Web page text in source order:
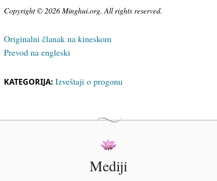
Copyright © 2026 Minghui.org. All rights reserved.
Originalni članak na kineskom
Prevod na engleski
KATEGORIJA: Izveštaji o progonu
Mediji